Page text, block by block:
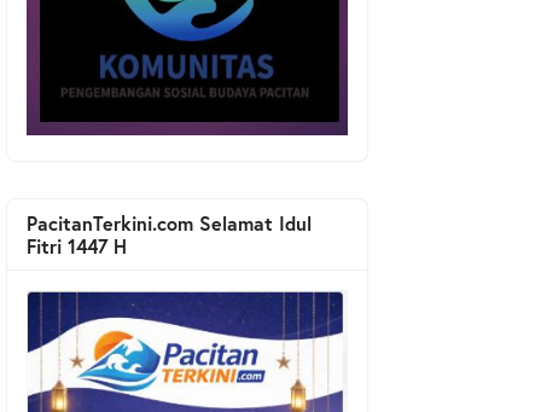
PacitanTerkini.com Selamat Idul
Fitri 1447 H